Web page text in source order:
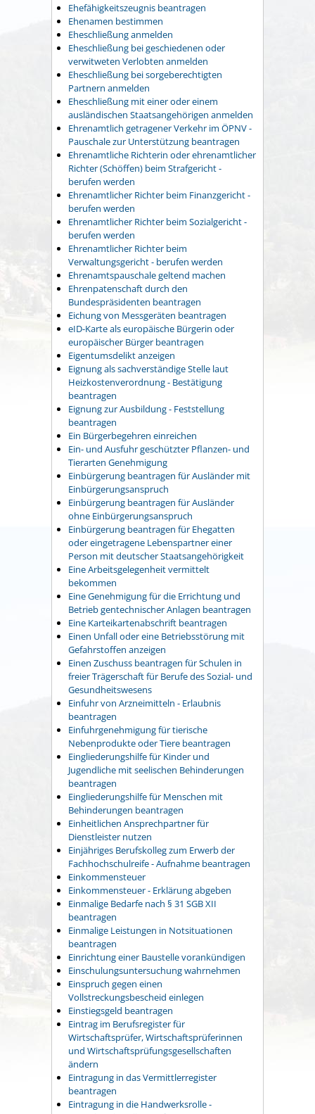
Ehefähigkeitszeugnis beantragen
Ehenamen bestimmen
Eheschließung anmelden
Eheschließung bei geschiedenen oder
verwitweten Verlobten anmelden
Eheschließung bei sorgeberechtigten
Partnern anmelden
Eheschließung mit einer oder einem
ausländischen Staatsangehörigen anmelden
Ehrenamtlich getragener Verkehr im ÖPNV -
Pauschale zur Unterstützung beantragen
Ehrenamtliche Richterin oder ehrenamtlicher
Richter (Schöffen) beim Strafgericht -
berufen werden
Ehrenamtlicher Richter beim Finanzgericht -
berufen werden
Ehrenamtlicher Richter beim Sozialgericht -
berufen werden
Ehrenamtlicher Richter beim
Verwaltungsgericht - berufen werden
Ehrenamtspauschale geltend machen
Ehrenpatenschaft durch den
Bundespräsidenten beantragen
Eichung von Messgeräten beantragen
eID-Karte als europäische Bürgerin oder
europäischer Bürger beantragen
Eigentumsdelikt anzeigen
Eignung als sachverständige Stelle laut
Heizkostenverordnung - Bestätigung
beantragen
Eignung zur Ausbildung - Feststellung
beantragen
Ein Bürgerbegehren einreichen
Ein- und Ausfuhr geschützter Pflanzen- und
Tierarten Genehmigung
Einbürgerung beantragen für Ausländer mit
Einbürgerungsanspruch
Einbürgerung beantragen für Ausländer
ohne Einbürgerungsanspruch
Einbürgerung beantragen für Ehegatten
oder eingetragene Lebenspartner einer
Person mit deutscher Staatsangehörigkeit
Eine Arbeitsgelegenheit vermittelt
bekommen
Eine Genehmigung für die Errichtung und
Betrieb gentechnischer Anlagen beantragen
Eine Karteikartenabschrift beantragen
Einen Unfall oder eine Betriebsstörung mit
Gefahrstoffen anzeigen
Einen Zuschuss beantragen für Schulen in
freier Trägerschaft für Berufe des Sozial- und
Gesundheitswesens
Einfuhr von Arzneimitteln - Erlaubnis
beantragen
Einfuhrgenehmigung für tierische
Nebenprodukte oder Tiere beantragen
Eingliederungshilfe für Kinder und
Jugendliche mit seelischen Behinderungen
beantragen
Eingliederungshilfe für Menschen mit
Behinderungen beantragen
Einheitlichen Ansprechpartner für
Dienstleister nutzen
Einjähriges Berufskolleg zum Erwerb der
Fachhochschulreife - Aufnahme beantragen
Einkommensteuer
Einkommensteuer - Erklärung abgeben
Einmalige Bedarfe nach § 31 SGB XII
beantragen
Einmalige Leistungen in Notsituationen
beantragen
Einrichtung einer Baustelle vorankündigen
Einschulungsuntersuchung wahrnehmen
Einspruch gegen einen
Vollstreckungsbescheid einlegen
Einstiegsgeld beantragen
Eintrag im Berufsregister für
Wirtschaftsprüfer, Wirtschaftsprüferinnen
und Wirtschaftsprüfungsgesellschaften
ändern
Eintragung in das Vermittlerregister
beantragen
Eintragung in die Handwerksrolle -